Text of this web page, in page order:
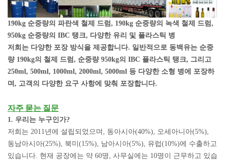
190kg 순중량의 파란색 철제 드럼, 190kg 순중량의 녹색 철제 드럼,
950kg 순중량의 IBC 탱크, 다양한 유리 및 플라스틱 병
저희는 다양한 포장 방식을 제공합니다. 일반적으로 동백유는 순중
량 190kg의 철제 드럼, 순중량 950kg의 IBC 플라스틱 탱크, 그리고
250ml, 500ml, 1000ml, 2000ml, 5000ml 등 다양한 소형 병에 포장하
며, 고객의 다양한 요구 사항에 맞춰 포장합니다.
자주 묻는 질문
1. 우리는 누구인가?
저희는 2011년에 설립되었으며, 동아시아(40%), 오세아니아(5%),
동남아시아(25%), 북미(15%), 남아시아(5%), 유럽(10%)에 수출하고
있습니다. 현재 공장에는 약 60명, 사무실에는 10명이 근무하고 있습